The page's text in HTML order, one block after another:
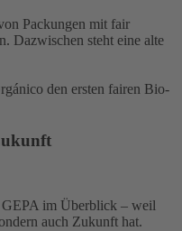
den ersten fairen Bio-
im Überblick – weil
auch Zukunft hat.